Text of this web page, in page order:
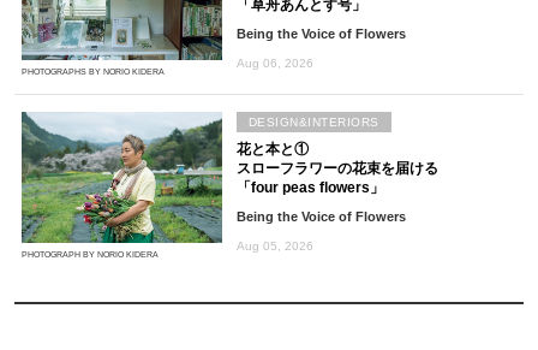
PHOTOGRAPHS BY NORIO KIDERA
「草舟あんとす号」
Being the Voice of Flowers
Aug 06, 2026
PHOTOGRAPH BY NORIO KIDERA
花と本と①
スローフラワーの花束を届ける
「four peas flowers」
Being the Voice of Flowers
Aug 05, 2026
DESIGN&INTERIORS